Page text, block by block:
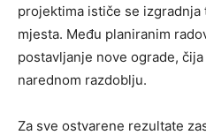
projektima ističe se
mjesta. Među planiranim
postavljanje nove ograde,
narednom razdoblju.
Za sve ostvarene rezultate